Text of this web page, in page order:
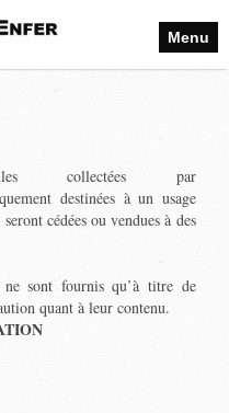
Menu
collectées par
destinées à un usage
cédées ou vendues à des
sont fournis qu’à titre de
quant à leur contenu.